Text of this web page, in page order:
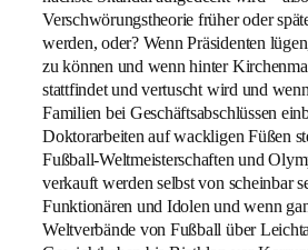
Verschwörungstheorie früher oder
werden, oder? Wenn Präsidenten
zu können und wenn hinter
stattfindet und vertuscht wird und
Familien bei Geschäftsabschlüssen
Doktorarbeiten auf wackligen Füßen
Fußball-Weltmeisterschaften und
verkauft werden selbst von scheinbar
Funktionären und Idolen und wenn
Weltverbände von Fußball über